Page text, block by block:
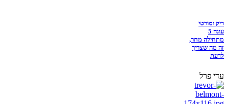
ריק ומורטי
עונה 5
מתחילה מחר,
זה מה שצריך
לדעת
עדי פרל